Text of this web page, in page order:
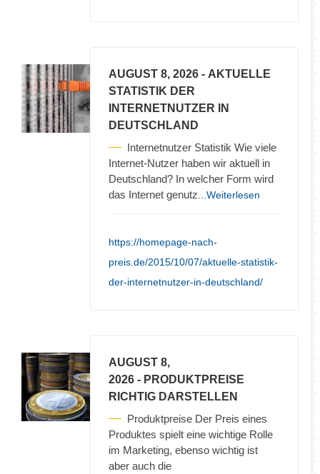
AUGUST 8, 2026 - AKTUELLE
STATISTIK DER
INTERNETNUTZER IN
DEUTSCHLAND
Internetnutzer Statistik Wie viele
Internet-Nutzer haben wir aktuell in
Deutschland? In welcher Form wird
das Internet genutz ...Weiterlesen
https://homepage-nach-
preis.de/2015/10/07/aktuelle-statistik-
der-internetnutzer-in-deutschland/
AUGUST 8,
2026 - PRODUKTPREISE
RICHTIG DARSTELLEN
Produktpreise Der Preis eines
Produktes spielt eine wichtige Rolle
im Marketing, ebenso wichtig ist
aber auch die